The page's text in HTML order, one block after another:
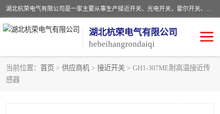
湖北杭荣电气有限公司是一家主要从事生产接近开关、光电开关，霍尔开关、两级跑偏开关、双向拉绳开关、速度监测器、皮带打滑开关、阻旋式料位开关、皮带纵向撕裂开关、溜槽堵塞开关、声光报警器、矿用磁性井筒开关等，主营行业：电气设备、仪器仪表制造, 高低压电器，成套电气设备，矿用防爆机电设备，皮带机综合保护系统，防爆电器，传感器，工矿配件，电器配件，自动化工业机器人的研发，制造，加工销售。
湖北杭荣电气有限公司
hebeihangrondaiqi
当前位置： 首页 > 供应商机 > 接近开关 > GH1-307ME耐高温接近传
感器
阻旋料位开关